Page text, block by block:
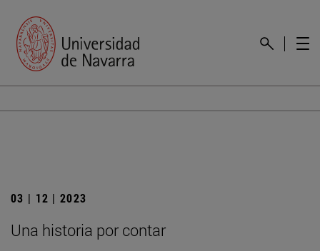
03 | 12 | 2023
Una historia por contar